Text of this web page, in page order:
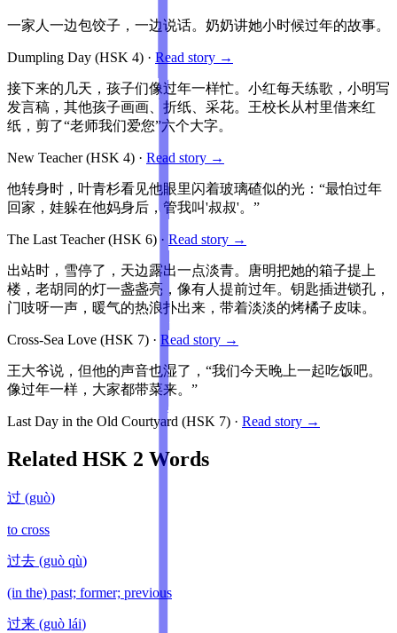
一家人一边包饺子，一边说话。奶奶讲她小时候过年的故事。
Dumpling Day (HSK 4) · Read story →
接下来的几天，孩子们像过年一样忙。小红每天练歌，小明写
发言稿，其他孩子画画、折纸、采花。王校长从村里借来红
纸，剪了“老师我们爱您”六个大字。
New Teacher(HSK 4) · Read story →
他转身时，叶青杉看见他眼里闪着玻璃碴似的光：“最怕过年
回家，娃躲在他妈身后，管我叫'叔叔'。”
The Last Teacher(HSK 6) · Read story →
出站时，雪停了，天边露出一点淡青。唐明把她的箱子提上
楼，老胡同的灯一盏盏亮，像有人提前过年。钥匙插进锁孔，
门吱呀一声，暖气的热浪扑出来，带着淡淡的烤橘子皮味。
Cross-Sea Love (HSK 7) · Read story →
王大爷说，但他的声音也湿了，“我们今天晚上一起吃饭吧。
像过年一样，大家都带菜来。”
Last Day in the Old Courtyard (HSK 7) · Read story →
Related HSK 2 Words
过 (guò)
to cross
过去 (guò qù)
(in the) past; former; previous
过来 (guò lái)